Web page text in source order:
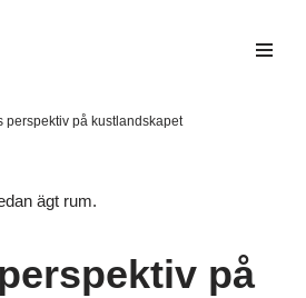
perspektiv på kustlandskapet
ägt rum.
på